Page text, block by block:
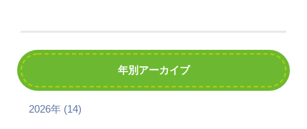
年別アーカイブ
2026年 (14)